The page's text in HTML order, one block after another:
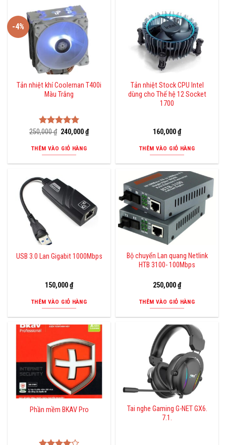
-4%
Tản nhiệt khí Coolernan T400i
Màu Trắng
Được xếp
5 sao
250,000₫ Giá
là:
250,000 ₫.
240,000₫Giá
hiện
THÊM VÀO GIỎ HÀNG
Tản nhiệt Stock CPU Intel
dùng cho Thế hệ 12 Socket
1700
160,000₫
THÊM VÀO GIỎ HÀNG
USB 3.0 Lan Gigabit 1000Mbps
150,000₫
THÊM VÀO GIỎ HÀNG
Bộ chuyển Lan quang Netlink
HTB 3100- 100Mbps
250,000₫
THÊM VÀO GIỎ HÀNG
Phần mềm BKAV Pro
Tai nghe Gaming G-NET GX6.
7.1.